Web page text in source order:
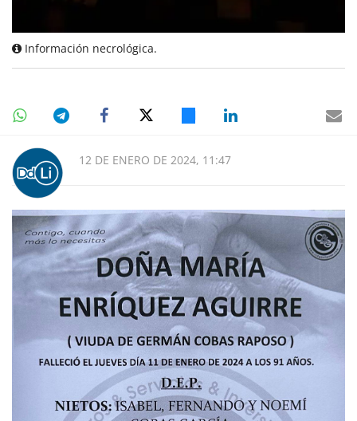
Información necrológica.
12 DE ENERO DE 2024, 11:47